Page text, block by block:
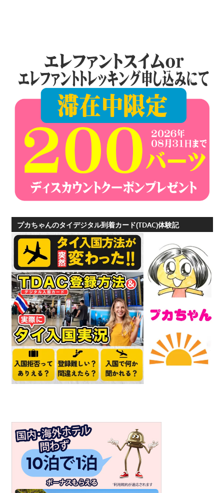
プカちゃんのタイデジタル到着カード(TDAC)体験記